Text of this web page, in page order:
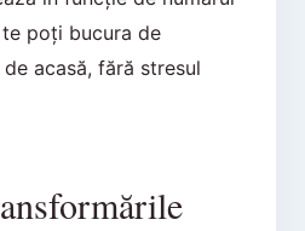
poți bucura de
acasă, fără stresul